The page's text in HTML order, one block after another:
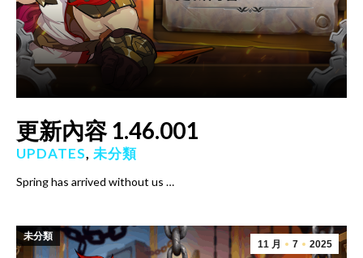
更新內容 1.46.001
UPDATES, 未分類
Spring has arrived without us …
11 月 7 2025
未分類